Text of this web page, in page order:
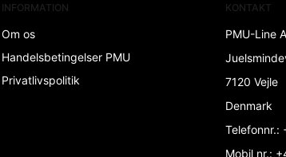
INFORMATION
Om os
Handelsbetingelser PMU
Privatlivspolitik
KONTAKT
PMU-Line
7120 Vejle
Denmark
Telefonnr.:
Mobil nr.: